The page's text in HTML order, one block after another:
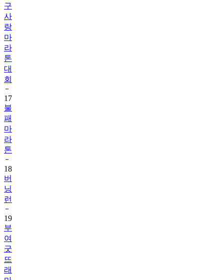
구
사
랑
마
라
톤
대
회
17
불
패
마
라
톤
18
버
닝
런
19
부
여
굿
뜨
래